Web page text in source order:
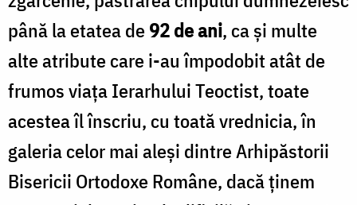
până la etatea de92 de ani, ca şi multe
alte atribute care i-au împodobit atât de
frumos viaţa Ierarhului Teoctist, toate
acestea îl înscriu, cu toată vrednicia, în
galeria celor mai aleşi dintre Arhipăstorii
Bisericii Ortodoxe Române, dacă ţinem